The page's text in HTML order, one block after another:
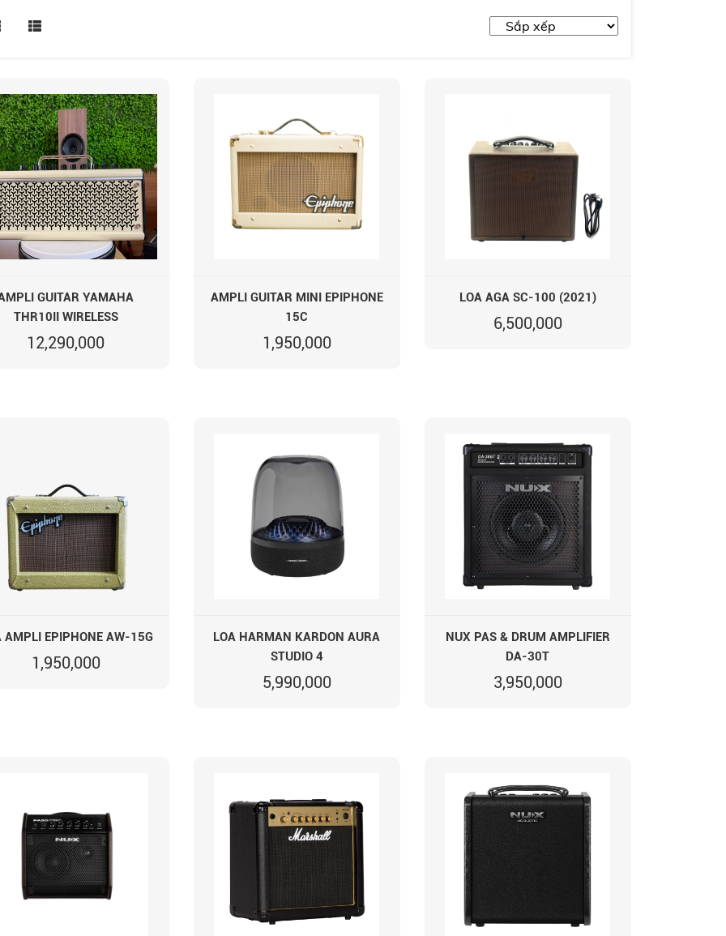
GUITAR YAMAHA
THR10II WIRELESS
12,290,000
AMPLI GUITAR MINI EPIPHONE
15C
1,950,000
LOA AGA SC-100 (2021)
6,500,000
AMPLI EPIPHONE AW-15G
1,950,000
LOA HARMAN KARDON AURA
STUDIO 4
5,990,000
NUX PAS & DRUM AMPLIFIER
DA-30T
3,950,000